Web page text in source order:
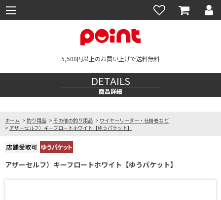
5,500円以上のお買い上げで送料無料
DETAILS
商品詳細
ホーム > 釣り用品 > その他の釣り用品 > ワイヤーリーダー・仕掛巻など
> アザーセルフ）キーフロートホワイト【ゆうパケット】
アザーセルフ）キーフロートホワイト【ゆうパケット】